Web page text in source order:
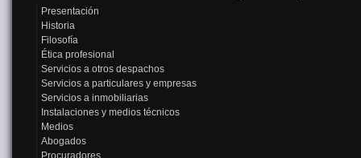
Presentación
Historia
Filosofía
Ética profesional
Servicios a otros despachos
Servicios a particulares y empresas
Servicios a inmobiliarias
Instalaciones y medios técnicos
Medios
Abogados
Procuradores